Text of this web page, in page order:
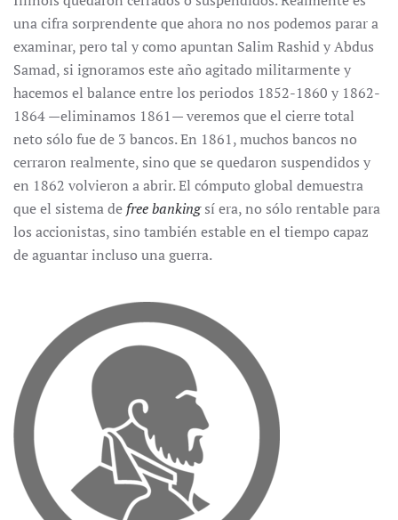
una cifra sorprendente que ahora no nos podemos parar a
examinar, pero tal y como apuntan Salim Rashid y Abdus
Samad, si ignoramos este año agitado militarmente y
hacemos el balance entre los periodos 1852-1860 y 1862-
1864 —eliminamos 1861— veremos que el cierre total
neto sólo fue de 3 bancos. En 1861, muchos bancos no
cerraron realmente, sino que se quedaron suspendidos y
en 1862 volvieron a abrir. El cómputo global demuestra
que el sistema de free bankingsí era, no sólo rentable para
los accionistas, sino también estable en el tiempo capaz
de aguantar incluso una guerra.